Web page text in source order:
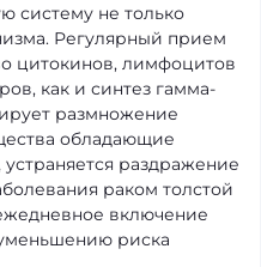
систему не только
Регулярный прием
цитокинов, лимфоцитов
как и синтез гамма-
размножение
обладающие
раздражение
раком толстой
включение
риска